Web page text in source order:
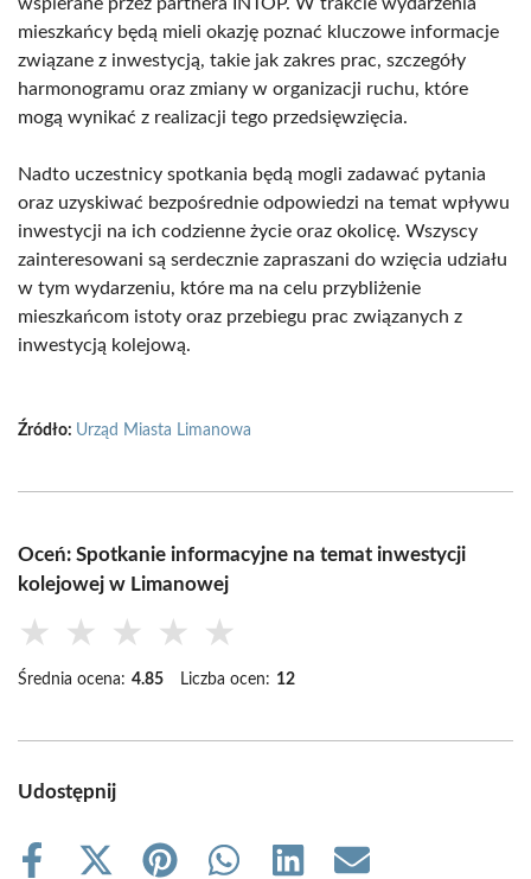
mieszkańcy będą mieli okazję poznać kluczowe informacje
związane z inwestycją, takie jak zakres prac, szczegóły
harmonogramu oraz zmiany w organizacji ruchu, które
mogą wynikać z realizacji tego przedsięwzięcia.
Nadto uczestnicy spotkania będą mogli zadawać pytania
oraz uzyskiwać bezpośrednie odpowiedzi na temat wpływu
inwestycji na ich codzienne życie oraz okolicę. Wszyscy
zainteresowani są serdecznie zapraszani do wzięcia udziału
w tym wydarzeniu, które ma na celu przybliżenie
mieszkańcom istoty oraz przebiegu prac związanych z
inwestycją kolejową.
Źródło: Urząd Miasta Limanowa
Oceń: Spotkanie informacyjne na temat inwestycji
kolejowej w Limanowej
★ ★ ★ ★ ★
Średnia ocena: 4.85 Liczba ocen: 12
Udostępnij
Share
Share
Share
Share
Share
Share